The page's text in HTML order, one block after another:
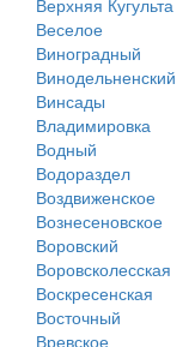
Верхняя Кугульта
Веселое
Виноградный
Винодельненский
Винсады
Владимировка
Водный
Водораздел
Воздвиженское
Вознесеновское
Воровский
Воровсколесская
Воскресенская
Восточный
Вревское